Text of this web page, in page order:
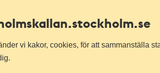
.stockholm.se
vi kakor, cookies, för att sammanställa